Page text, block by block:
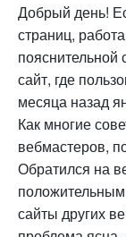
Добрый день!
страниц,
пояснительной
сайт, где
месяца назад
Как многие
вебмастеров,
Обратился на
сайты других